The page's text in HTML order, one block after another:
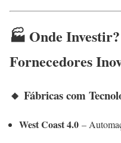
🏭 Onde
Fornecedores
🔸 Fábricas com
West Coast 4.0 –